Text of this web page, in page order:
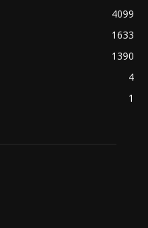
4099
1633
1390
4
1